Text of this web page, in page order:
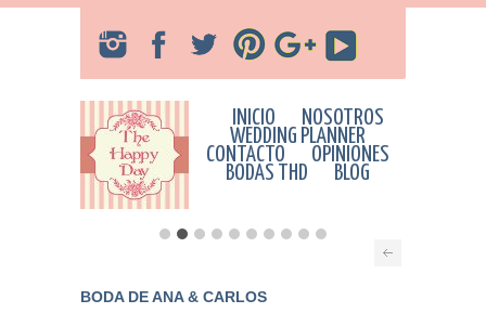
INICIO
NOSOTROS
WEDDING PLANNER
CONTACTO
OPINIONES
BODAS THD
BLOG
BODA DE ANA & CARLOS